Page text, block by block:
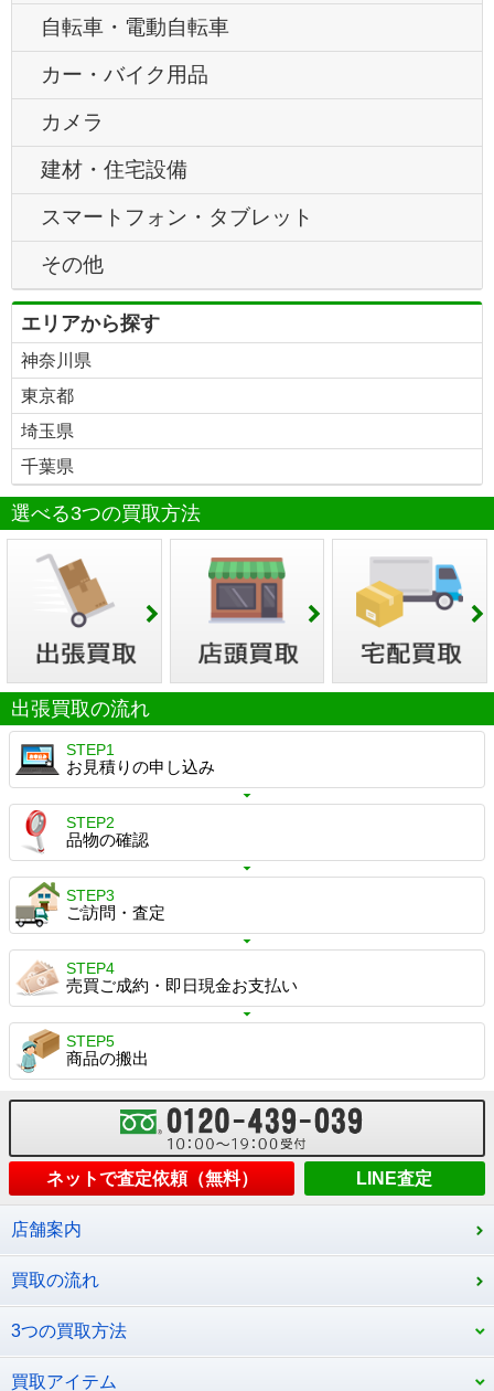
自転車・電動自転車
カー・バイク用品
カメラ
建材・住宅設備
スマートフォン・タブレット
その他
エリアから探す
神奈川県
東京都
埼玉県
千葉県
選べる3つの買取方法
出張買取の流れ
STEP1
お見積りの申し込み
STEP2
品物の確認
STEP3
ご訪問・査定
STEP4
売買ご成約・即日現金お支払い
STEP5
商品の搬出
ネットで査定依頼（無料） LINE査定
店舗案内
買取の流れ
3つの買取方法
買取アイテム